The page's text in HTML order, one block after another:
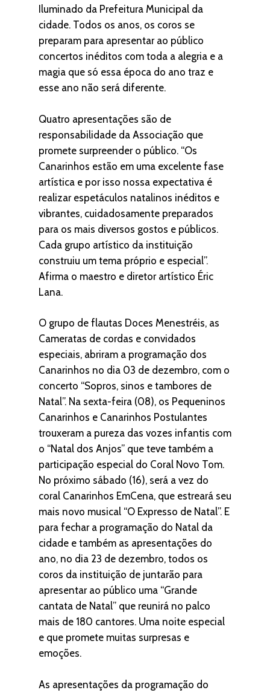
Iluminado da Prefeitura Municipal da
cidade. Todos os anos, os coros se
preparam para apresentar ao público
concertos inéditos com toda a alegria e a
magia que só essa época do ano traz e
esse ano não será diferente.
Quatro apresentações são de
responsabilidade da Associação que
promete surpreender o público. “Os
Canarinhos estão em uma excelente fase
artística e por isso nossa expectativa é
realizar espetáculos natalinos inéditos e
vibrantes, cuidadosamente preparados
para os mais diversos gostos e públicos.
Cada grupo artístico da instituição
construiu um tema próprio e especial”.
Afirma o maestro e diretor artístico Éric
Lana.
O grupo de flautas Doces Menestréis, as
Cameratas de cordas e convidados
especiais, abriram a programação dos
Canarinhos no dia 03 de dezembro, com o
concerto “Sopros, sinos e tambores de
Natal”. Na sexta-feira (08), os Pequeninos
Canarinhos e Canarinhos Postulantes
trouxeram a pureza das vozes infantis com
o “Natal dos Anjos” que teve também a
participação especial do Coral Novo Tom.
No próximo sábado (16), será a vez do
coral Canarinhos EmCena, que estreará seu
mais novo musical “O Expresso de Natal”. E
para fechar a programação do Natal da
cidade e também as apresentações do
ano, no dia 23 de dezembro, todos os
coros da instituição de juntarão para
apresentar ao público uma “Grande
cantata de Natal” que reunirá no palco
mais de 180 cantores. Uma noite especial
e que promete muitas surpresas e
emoções.
As apresentações da programação do